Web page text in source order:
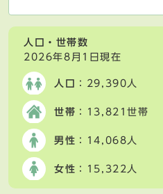
人口・世帯数
2026年8月1日現在
人口 ：29,390人
世帯 ：13,821世帯
男性 ：14,068人
女性 ：15,322人